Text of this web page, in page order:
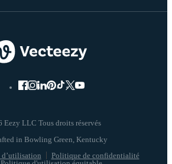
Eezy LLC Tous droits réservés
Politique de confidentialité